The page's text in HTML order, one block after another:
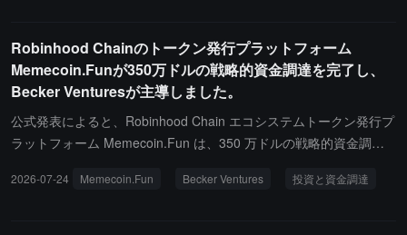
ィング機能を担い、ユーザーが資産を発見し、クロスチェーンに入
ることや取引に参加する際の操作のハードルを下げることで、Robi
nhood Chain がより広範なマルチチェーンユーザーと接続するのを
助けています。
Robinhood Chainのトークン発行プラットフォーム
Memecoin.Funが350万ドルの戦略的資金調達を完了し、
Becker Venturesが主導しました。
公式発表によると、Robinhood Chain エコシステムトークン発行プ
ラットフォーム Memecoin.Fun は、350 万ドルの戦略的資金調達
ークンを通じて行われ、Becker Ventures がリードし、BitValue Ca
2026-07-24 Memecoin.Fun Becker Ventures 投資と資金調達